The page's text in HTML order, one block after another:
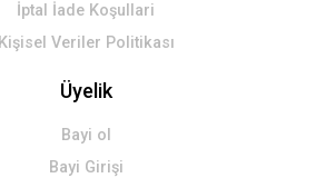
İptal İade Koşullari
Kişisel Veriler Politikası
Üyelik
Bayi ol
Bayi Girişi